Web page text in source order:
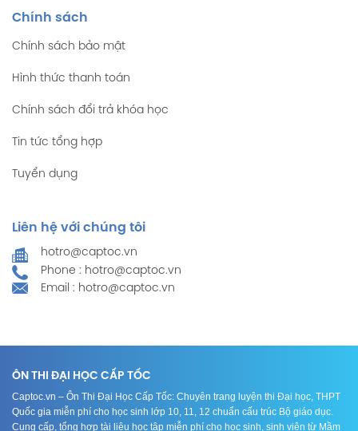
Chính sách
Chính sách bảo mật
Hình thức thanh toán
Chính sách đổi trả khóa học
Tin tức tổng hợp
Tuyển dụng
Liên hệ với chúng tôi
hotro@captoc.vn
Phone : hotro@captoc.vn
Email : hotro@captoc.vn
ÔN THI ĐẠI HỌC CẤP TỐC
Captoc.vn – Ôn Thi Đại Học Cấp Tốc: Chuyên trang luyện thi Đại học, THPT
Quốc gia miễn phí cho học sinh lớp 10, 11, 12 chuẩn cấu trúc Bộ giáo dục.
Cung cấp, tổng hợp tài liệu học tập miễn phí cho học sinh, sinh viên từ Mầm